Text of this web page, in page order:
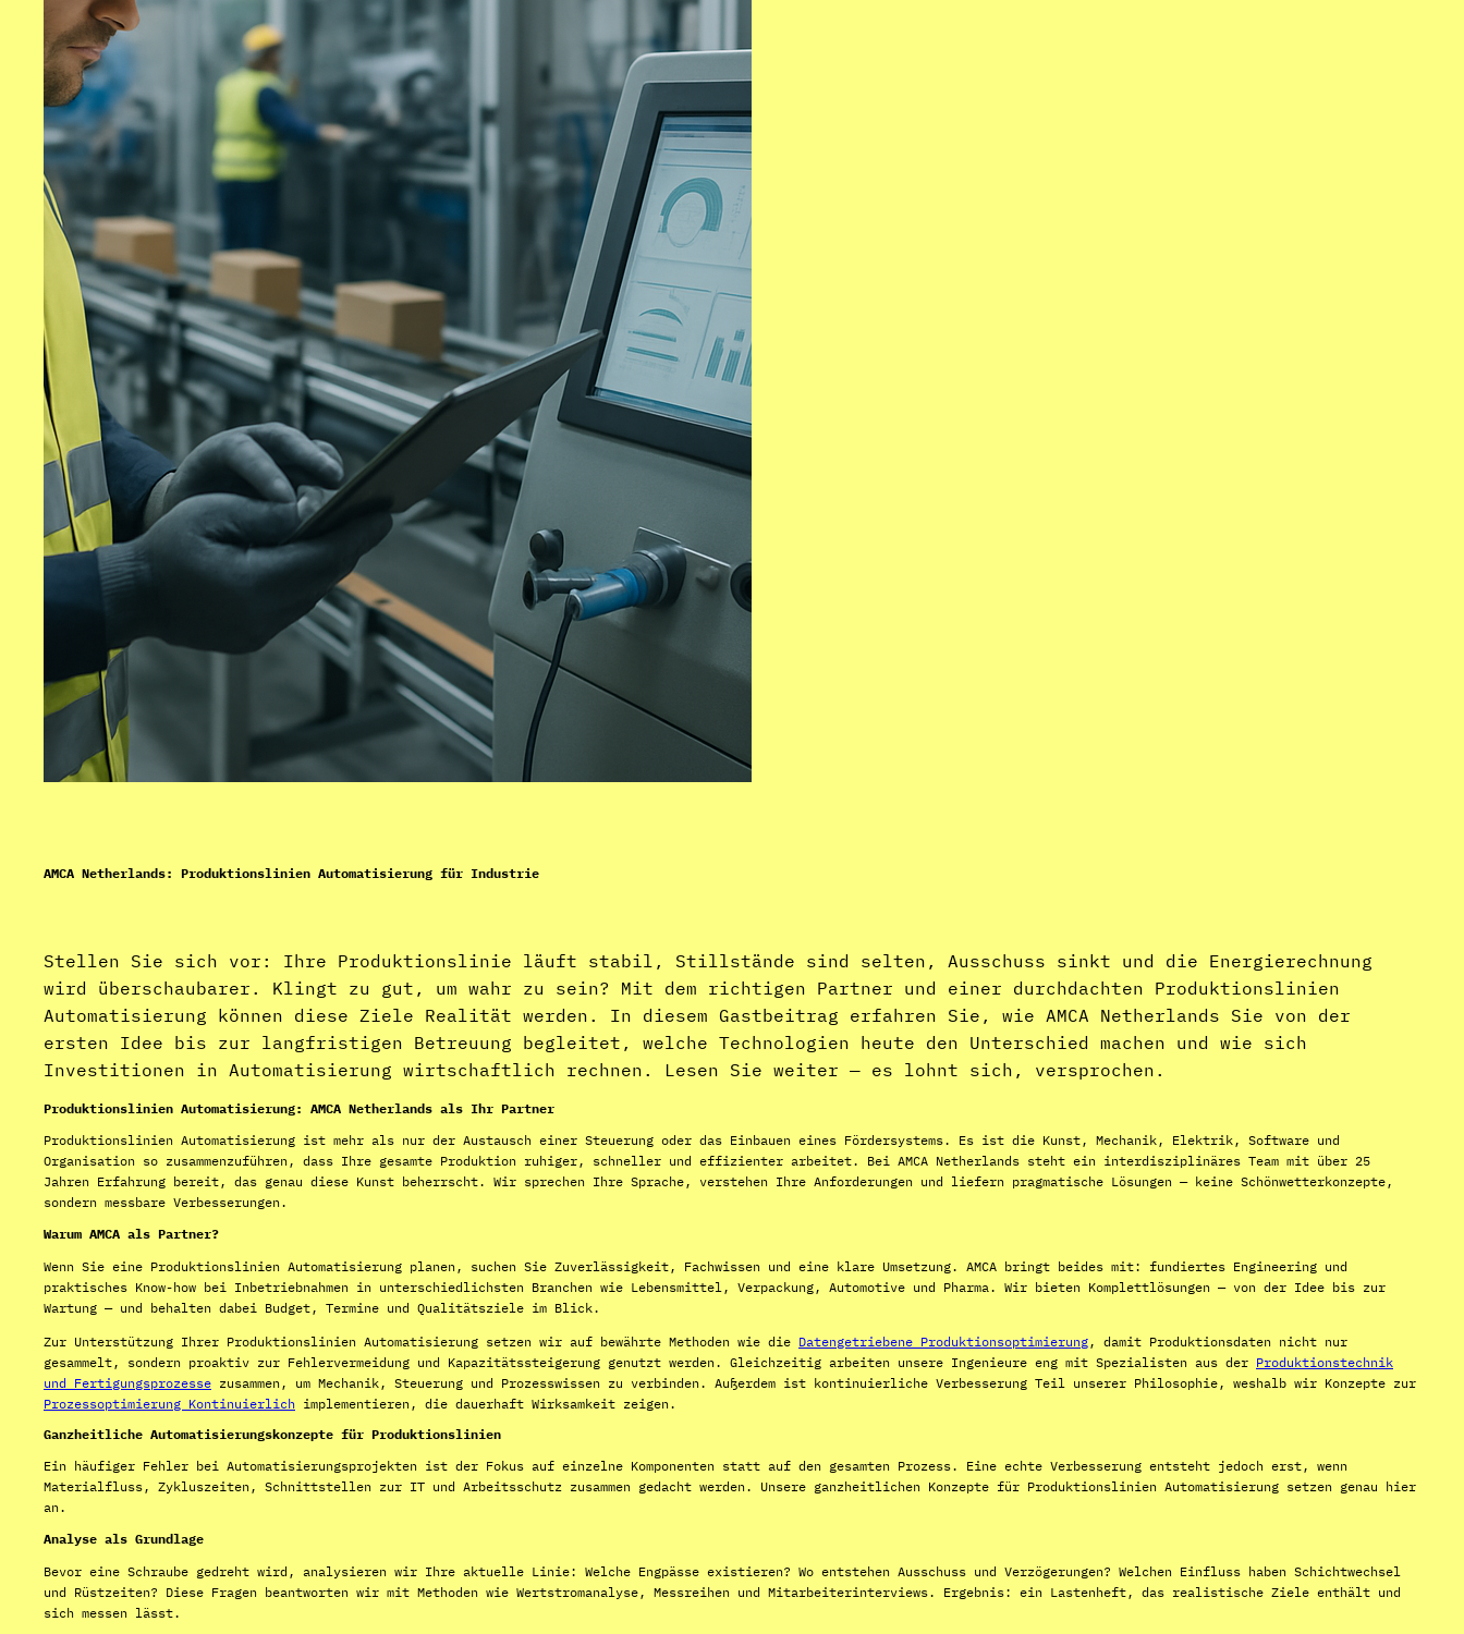
AMCA Netherlands: Produktionslinien Automatisierung für Industrie
Stellen Sie sich vor: Ihre Produktionslinie läuft stabil, Stillstände sind selten, Ausschuss sinkt und die Energierechnung
wird überschaubarer. Klingt zu gut, um wahr zu sein? Mit dem richtigen Partner und einer durchdachten Produktionslinien
Automatisierung können diese Ziele Realität werden. In diesem Gastbeitrag erfahren Sie, wie AMCA Netherlands Sie von der
ersten Idee bis zur langfristigen Betreuung begleitet, welche Technologien heute den Unterschied machen und wie sich
Investitionen in Automatisierung wirtschaftlich rechnen. Lesen Sie weiter — es lohnt sich, versprochen.
Produktionslinien Automatisierung: AMCA Netherlands als Ihr Partner
Produktionslinien Automatisierung ist mehr als nur der Austausch einer Steuerung oder das Einbauen eines Fördersystems. Es ist die Kunst, Mechanik, Elektrik, Software und
Organisation so zusammenzuführen, dass Ihre gesamte Produktion ruhiger, schneller und effizienter arbeitet. Bei AMCA Netherlands steht ein interdisziplinäres Team mit über 25
Jahren Erfahrung bereit, das genau diese Kunst beherrscht. Wir sprechen Ihre Sprache, verstehen Ihre Anforderungen und liefern pragmatische Lösungen — keine Schönwetterkonzepte,
sondern messbare Verbesserungen.
Warum AMCA als Partner?
Wenn Sie eine Produktionslinien Automatisierung planen, suchen Sie Zuverlässigkeit, Fachwissen und eine klare Umsetzung. AMCA bringt beides mit: fundiertes Engineering und
praktisches Know-how bei Inbetriebnahmen in unterschiedlichsten Branchen wie Lebensmittel, Verpackung, Automotive und Pharma. Wir bieten Komplettlösungen — von der Idee bis zur
Wartung — und behalten dabei Budget, Termine und Qualitätsziele im Blick.
Zur Unterstützung Ihrer Produktionslinien Automatisierung setzen wir auf bewährte Methoden wie die Datengetriebene Produktionsoptimierung, damit Produktionsdaten nicht nur
gesammelt, sondern proaktiv zur Fehlervermeidung und Kapazitätssteigerung genutzt werden. Gleichzeitig arbeiten unsere Ingenieure eng mit Spezialisten aus der Produktionstechnik
und Fertigungsprozesse zusammen, um Mechanik, Steuerung und Prozesswissen zu verbinden. Außerdem ist kontinuierliche Verbesserung Teil unserer Philosophie, weshalb wir Konzepte zur
Prozessoptimierung Kontinuierlich implementieren, die dauerhaft Wirksamkeit zeigen.
Ganzheitliche Automatisierungskonzepte für Produktionslinien
Ein häufiger Fehler bei Automatisierungsprojekten ist der Fokus auf einzelne Komponenten statt auf den gesamten Prozess. Eine echte Verbesserung entsteht jedoch erst, wenn
Materialfluss, Zykluszeiten, Schnittstellen zur IT und Arbeitsschutz zusammen gedacht werden. Unsere ganzheitlichen Konzepte für Produktionslinien Automatisierung setzen genau hier
an.
Analyse als Grundlage
Bevor eine Schraube gedreht wird, analysieren wir Ihre aktuelle Linie: Welche Engpässe existieren? Wo entstehen Ausschuss und Verzögerungen? Welchen Einfluss haben Schichtwechsel
und Rüstzeiten? Diese Fragen beantworten wir mit Methoden wie Wertstromanalyse, Messreihen und Mitarbeiterinterviews. Ergebnis: ein Lastenheft, das realistische Ziele enthält und
sich messen lässt.